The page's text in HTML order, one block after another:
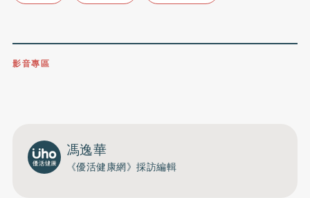
影音專區
馮逸華
《優活健康網》採訪編輯